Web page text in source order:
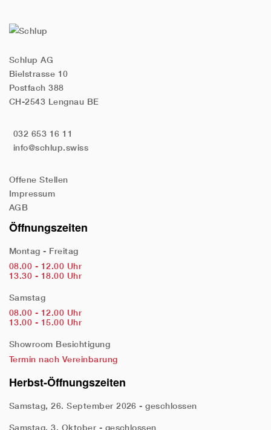
Schlup AG
Bielstrasse 10
Postfach 388
CH-2543 Lengnau BE
032 653 16 11
info@schlup.swiss
Offene Stellen
Impressum
AGB
Öffnungszeiten
Montag - Freitag
08.00 - 12.00 Uhr
13.30 - 18.00 Uhr
Samstag
08.00 - 12.00 Uhr
13.00 - 15.00 Uhr
Showroom Besichtigung
Termin nach Vereinbarung
Herbst-Öffnungszeiten
Samstag, 26. September 2026 - geschlossen
Samstag, 3. Oktober - geschlossen